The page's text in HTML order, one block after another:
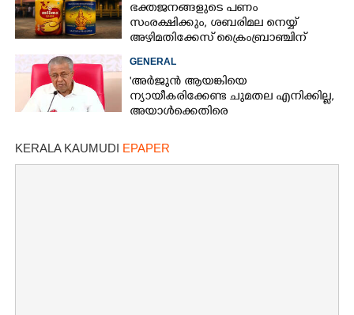
ഭക്തജനങ്ങളുടെ പണം
സംരക്ഷിക്കും, ശബരിമല നെയ്യ്
അഴിമതിക്കേസ് ക്രൈംബ്രാഞ്ചിന്
GENERAL
'അർജുൻ ആയങ്കിയെ
ന്യായീകരിക്കേണ്ട ചുമതല എനിക്കില്ല,
അയാൾക്കെതിരെ
KERALA KAUMUDI EPAPER